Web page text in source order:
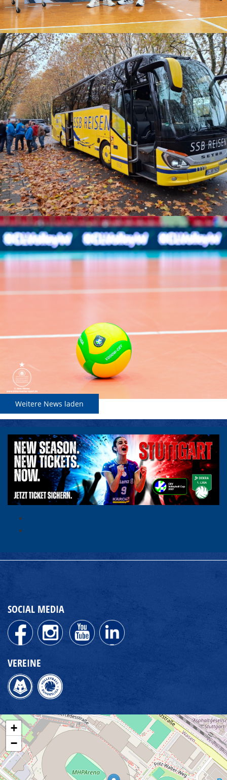
Weitere News laden
SOCIAL MEDIA
VEREINE
+
−